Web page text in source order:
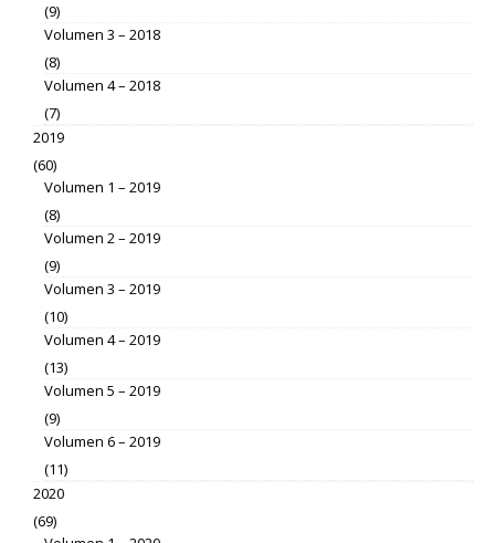
(9)
Volumen 3 – 2018
(8)
Volumen 4 – 2018
(7)
2019
(60)
Volumen 1 – 2019
(8)
Volumen 2 – 2019
(9)
Volumen 3 – 2019
(10)
Volumen 4 – 2019
(13)
Volumen 5 – 2019
(9)
Volumen 6 – 2019
(11)
2020
(69)